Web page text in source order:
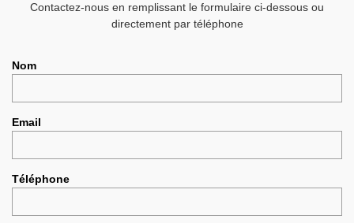
Contactez-nous en remplissant le formulaire ci-dessous ou
directement par téléphone
Nom
Email
Téléphone